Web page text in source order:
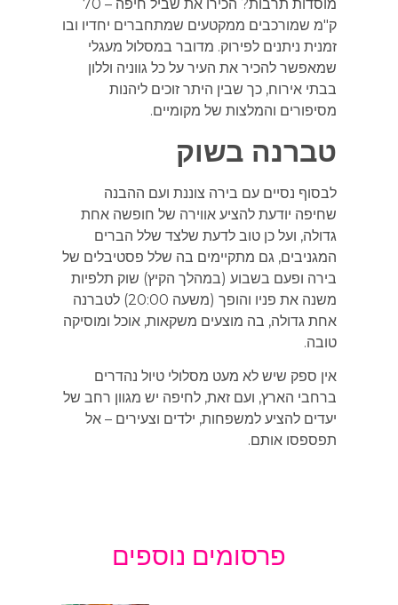
מוסדות תרבות? הכירו את שביל חיפה – 70
ק"מ שמורכבים ממקטעים שמתחברים יחדיו ובו
זמנית ניתנים לפירוק. מדובר במסלול מעגלי
שמאפשר להכיר את העיר על כל גווניה וללון
בבתי אירוח, כך שבין היתר זוכים ליהנות
מסיפורים והמלצות של מקומיים.
טברנה בשוק
לבסוף נסיים עם בירה צוננת ועם ההבנה
שחיפה יודעת להציע אווירה של חופשה אחת
גדולה, ועל כן טוב לדעת שלצד שלל הברים
המגניבים, גם מתקיימים בה שלל פסטיבלים של
בירה ופעם בשבוע (במהלך הקיץ) שוק תלפיות
משנה את פניו והופך (משעה 20:00) לטברנה
אחת גדולה, בה מוצעים משקאות, אוכל ומוסיקה
טובה.
אין ספק שיש לא מעט מסלולי טיול נהדרים
ברחבי הארץ, ועם זאת, לחיפה יש מגוון רחב של
יעדים להציע למשפחות, ילדים וצעירים – אל
תפספסו אותם.
פרסומים נוספים